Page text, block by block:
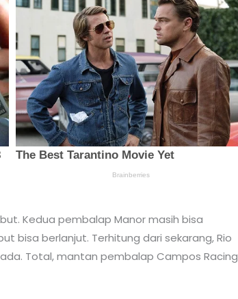
Kedua pembalap Manor masih bisa
bisa berlanjut. Terhitung dari sekarang, Rio
Total, mantan pembalap Campos Racing